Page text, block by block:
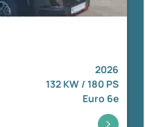
2026
132 KW / 180 PS
Euro 6e